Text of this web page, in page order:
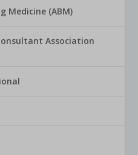
Medicine (ABM)
Association